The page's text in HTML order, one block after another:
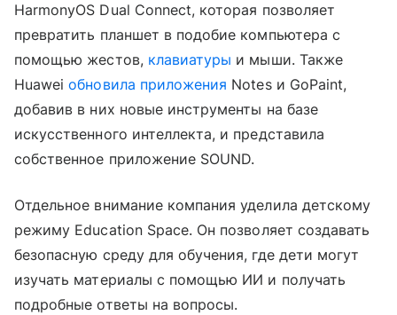
HarmonyOS Dual Connect, которая позволяет
превратить планшет в подобие компьютера с
помощью жестов, клавиатуры и мыши. Также
Huaweiобновила приложения Notes и GoPaint,
добавив в них новые инструменты на базе
искусственного интеллекта, и представила
собственное приложение SOUND.
Отдельное внимание компания уделила детскому
режиму Education Space. Он позволяет создавать
безопасную среду для обучения, где дети могут
изучать материалы с помощью ИИ и получать
подробные ответы на вопросы.